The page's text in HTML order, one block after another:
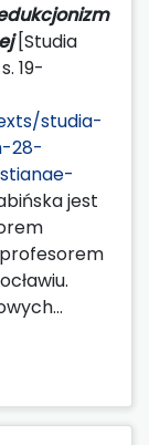
[Studia
19-
studia-
28-
jest